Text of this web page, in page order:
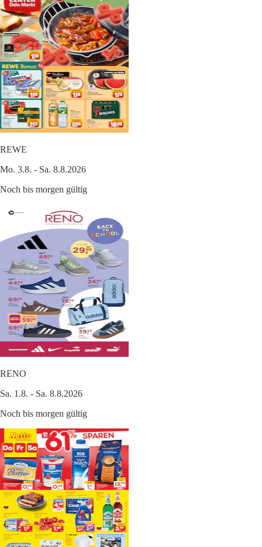
REWE
Mo. 3.8. - Sa. 8.8.2026
Noch bis morgen gültig
RENO
Sa. 1.8. - Sa. 8.8.2026
Noch bis morgen gültig